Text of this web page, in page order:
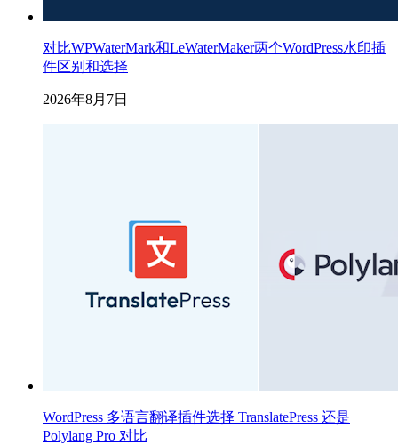
对比WPWaterMark和LeWaterMaker两个WordPress水印插
件区别和选择
2026年8月7日
WordPress 多语言翻译插件选择 TranslatePress 还是
Polylang Pro 对比